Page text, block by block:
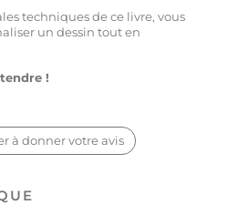
techniques de ce livre, vous
un dessin tout en
!
à donner votre avis